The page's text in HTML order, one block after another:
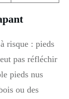
risque : pieds
pas réfléchir
pieds nus
ou des